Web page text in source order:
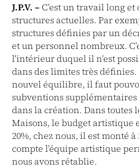
J.P.V. – C’est un travail long
structures actuelles. Par
structures définies par un
et un personnel nombreux.
l’intérieur duquel il n’est
dans des limites très
nouvel équilibre, il faut
subventions supplémentaires
dans la création. Dans toutes
Maisons, le budget artistique
20%, chez nous, il est monté à
compte l’équipe artistique
nous avons rétablie.